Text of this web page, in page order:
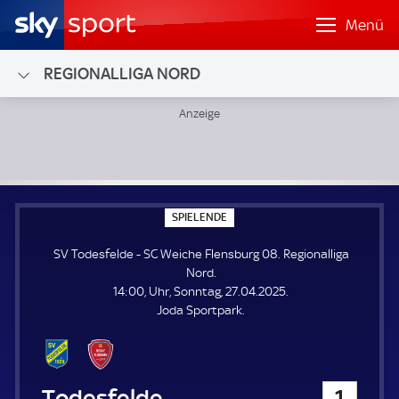
Menü
REGIONALLIGA NORD
SPIELENDE
P
E
N
E
SV Todesfelde - SC Weiche Flensburg 08. Regionalliga
Nord.
14:00, Uhr, Sonntag, 27.04.2025.
Joda Sportpark.